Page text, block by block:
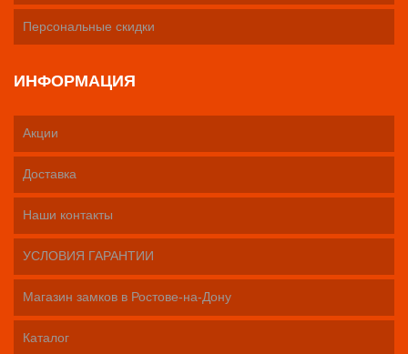
Персональные скидки
ИНФОРМАЦИЯ
Акции
Доставка
Наши контакты
УСЛОВИЯ ГАРАНТИИ
Магазин замков в Ростове-на-Дону
Каталог